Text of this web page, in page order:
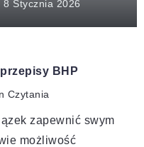
BHP
Czytania
zapewnić swym
możliwość